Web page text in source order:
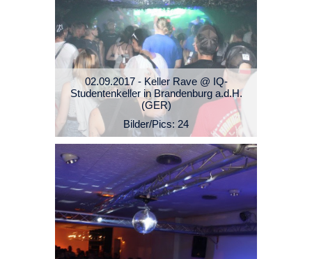
02.09.2017 - Keller Rave @ IQ-
Studentenkeller in Brandenburg a.d.H.
(GER)
Bilder/Pics: 24